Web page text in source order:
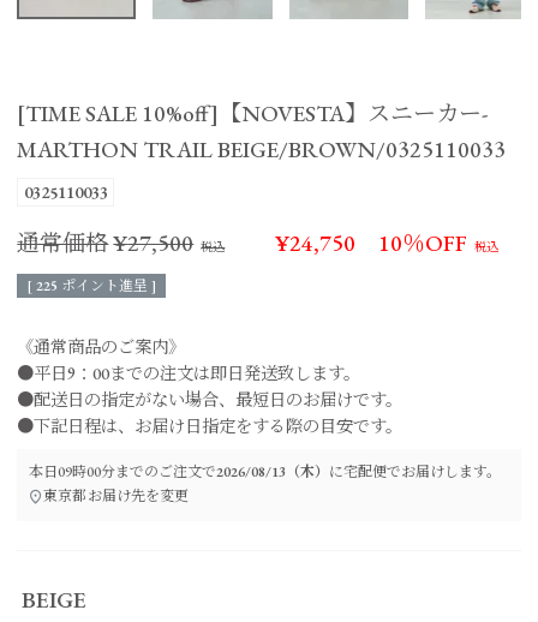
[TIME SALE 10%off]【NOVESTA】スニーカー-
MARTHON TRAIL BEIGE/BROWN/0325110033
0325110033
通常価格¥27,500 ¥24,750 10％OFF
[ 225 ポイント進呈 ]
《通常商品のご案内》
●平日9：00までの注文は即日発送致します。
●配送日の指定がない場合、最短日のお届けです。
●下記日程は、お届け日指定をする際の目安です。
本日09時00分までのご注文で2026/08/13（木） に宅配便でお届けします。
東京都お届け先を変更
BEIGE